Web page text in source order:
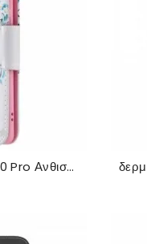
Θήκη Flip Huawei P50 Pro Ανθισμένο Δέντρο